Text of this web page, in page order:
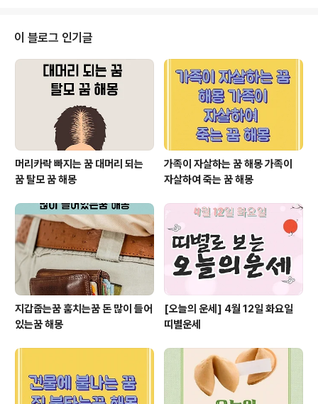
니다. 갈등이 우려된다. 1961년생, 주변 사람들을 조심하
고 대형 사고가 우려되니 주의해라. 1973년생, 귀인이 귀
하를 찾고 있다. 그러나 만나기 어렵겠다. 1985년생, 고집
을 버리고 말과 행동에 주의해라. 범띠 : 남을 위해 일하는
것이 좋은 때이다. 1950년생, 아래 사람의 의견..
이 블로그 인기글
머리카락 빠지는 꿈 대머리 되는
꿈 탈모 꿈 해몽
가족이 자살하는 꿈 해몽 가족이
자살하여 죽는 꿈 해몽
지갑줍는꿈 훔치는꿈 돈 많이 들어
있는꿈 해몽
[오늘의 운세] 4월 12일 화요일
띠별운세